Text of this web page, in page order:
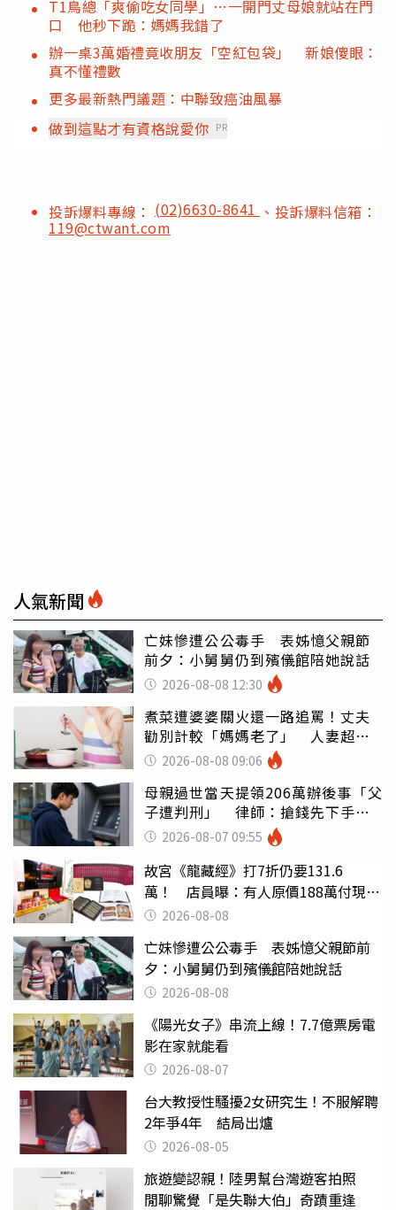
T1鳥總「爽偷吃女同學」…一開門丈母娘就站在門
口 他秒下跪：媽媽我錯了
辦一桌3萬婚禮竟收朋友「空紅包袋」 新娘傻眼：
真不懂禮數
更多最新熱門議題：中聯致癌油風暴
做到這點才有資格說愛你 PR
投訴爆料專線： (02)6630-8641 、投訴爆料信箱：
119@ctwant.com
人氣新聞
亡妹慘遭公公毒手 表姊憶父親節
前夕：小舅舅仍到殯儀館陪她說話
2026-08-08 12:30
煮菜遭婆婆關火還一路追罵！丈夫
勸別計較「媽媽老了」 人妻超崩
潰：我像台傭
2026-08-08 09:06
母親過世當天提領206萬辦後事「父
子遭判刑」 律師：搶錢先下手是
罪 2026-08-07 09:55
故宮《龍藏經》打7折仍要131.6
萬！ 店員曝：有人原價188萬付現購
買 2026-08-08
亡妹慘遭公公毒手 表姊憶父親節前
夕：小舅舅仍到殯儀館陪她說話
2026-08-08
《陽光女子》串流上線！7.7億票房電
影在家就能看
2026-08-07
台大教授性騷擾2女研究生！不服解聘
2年爭4年 結局出爐
2026-08-05
旅遊變認親！陸男幫台灣遊客拍照
閒聊驚覺「是失聯大伯」奇蹟重逢